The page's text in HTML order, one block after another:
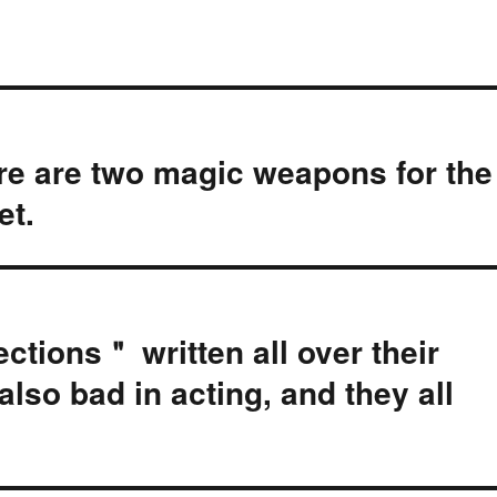
are two magic weapons for the
＂ written all over their
bad in acting, and they all